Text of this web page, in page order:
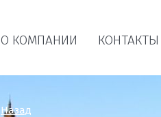
О КОМПАНИИ КОНТАКТЫ
Назад